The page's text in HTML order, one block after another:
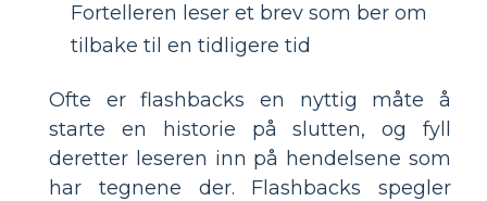
Fortelleren leser et brev som ber om
tilbake til en tidligere tid
Ofte er flashbacks en nyttig måte å
starte en historie på slutten, og fyll
deretter leseren inn på hendelsene som
har tegnene der. Flashbacks spegler